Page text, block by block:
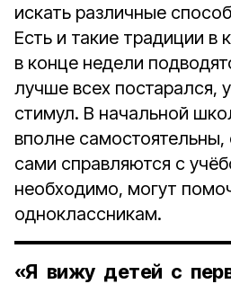
искать различные
Есть и такие традиции в
в конце недели
лучше всех постарался,
стимул. В начальной
вполне самостоятельны,
сами справляются с
необходимо, могут
одноклассникам.
«Я вижу детей с